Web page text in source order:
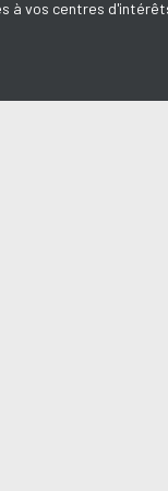
à vos centres